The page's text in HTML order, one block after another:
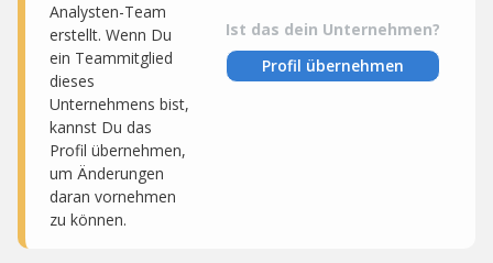
Analysten-Team
erstellt. Wenn Du
ein Teammitglied
dieses
Unternehmens bist,
kannst Du das
Profil übernehmen,
um Änderungen
daran vornehmen
zu können.
Ist das dein Unternehmen?
Profil übernehmen